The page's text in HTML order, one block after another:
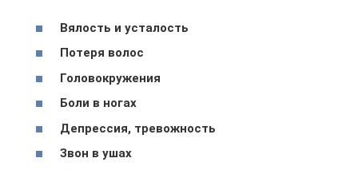
Вялость и усталость
Потеря волос
Головокружения
Боли в ногах
Депрессия, тревожность
Звон в ушах